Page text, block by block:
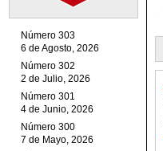
Número 303
6 de Agosto, 2026
Número 302
2 de Julio, 2026
Número 301
4 de Junio, 2026
Número 300
7 de Mayo, 2026